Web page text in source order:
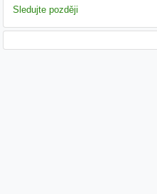
Sledujte později